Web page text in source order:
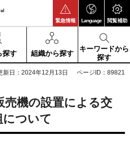
緊急情報 Language 閲覧補助
探す 組織から探す
キーワードから
探す
新日：2024年12月13日 ページID：89821
売機の設置による交
について